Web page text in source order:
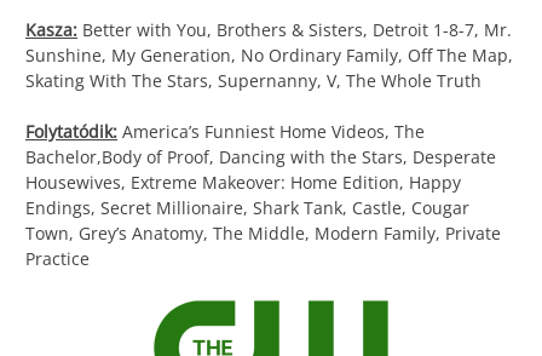
Kasza: Better with You, Brothers & Sisters, Detroit 1-8-7, Mr.
Sunshine, My Generation, No Ordinary Family, Off The Map,
Skating With The Stars, Supernanny, V, The Whole Truth
Folytatódik: America’s Funniest Home Videos, The
Bachelor,Body of Proof, Dancing with the Stars, Desperate
Housewives, Extreme Makeover: Home Edition, Happy
Endings, Secret Millionaire, Shark Tank, Castle, Cougar
Town, Grey’s Anatomy, The Middle, Modern Family, Private
Practice